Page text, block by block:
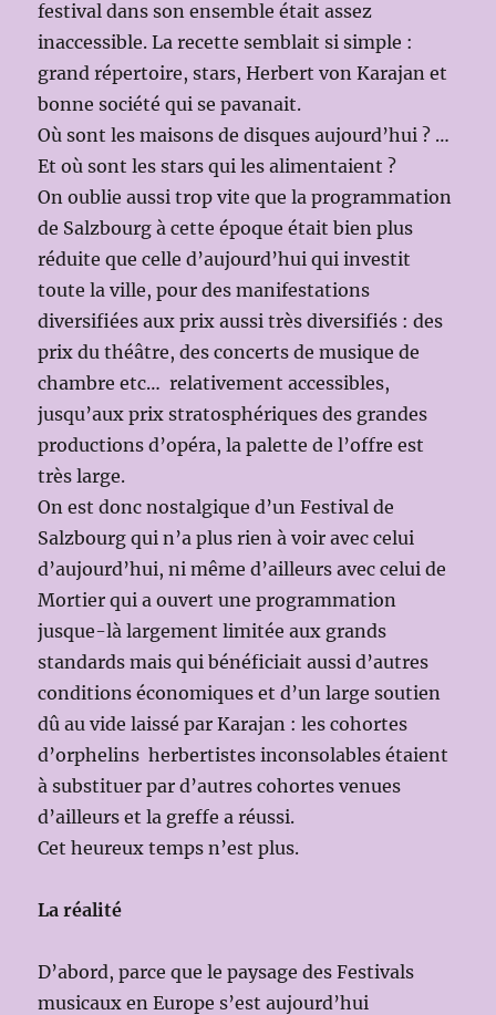
festival dans son ensemble était assez
inaccessible. La recette semblait si simple :
grand répertoire, stars, Herbert von Karajan et
bonne société qui se pavanait.
Où sont les maisons de disques aujourd’hui ? …
Et où sont les stars qui les alimentaient ?
On oublie aussi trop vite que la programmation
de Salzbourg à cette époque était bien plus
réduite que celle d’aujourd’hui qui investit
toute la ville, pour des manifestations
diversifiées aux prix aussi très diversifiés : des
prix du théâtre, des concerts de musique de
chambre etc… relativement accessibles,
jusqu’aux prix stratosphériques des grandes
productions d’opéra, la palette de l’offre est
très large.
On est donc nostalgique d’un Festival de
Salzbourg qui n’a plus rien à voir avec celui
d’aujourd’hui, ni même d’ailleurs avec celui de
Mortier qui a ouvert une programmation
jusque-là largement limitée aux grands
standards mais qui bénéficiait aussi d’autres
conditions économiques et d’un large soutien
dû au vide laissé par Karajan : les cohortes
d’orphelins herbertistes inconsolables étaient
à substituer par d’autres cohortes venues
d’ailleurs et la greffe a réussi.
Cet heureux temps n’est plus.
La réalité
D’abord, parce que le paysage des Festivals
musicaux en Europe s’est aujourd’hui